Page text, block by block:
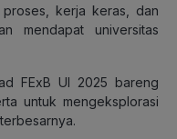
kerja keras, dan
mendapat universitas
FExB UI 2025 bareng
untuk mengeksplorasi